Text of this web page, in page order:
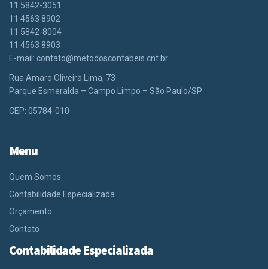
11 5842-3051
11 4563 8902
11 5842-8004
11 4563 8903
E-mail: contato@metodoscontabeis.cnt.br
Rua Amaro Oliveira Lima, 73
Parque Esmeralda – Campo Limpo – São Paulo/SP
CEP: 05784-010
Menu
Quem Somos
Contabilidade Especializada
Orçamento
Contato
Contabilidade Especializada